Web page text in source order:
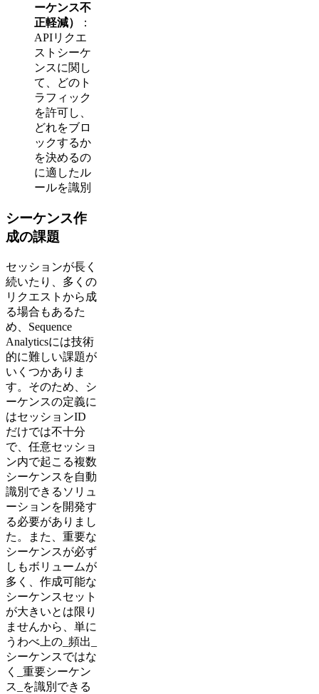
ーケンス不
正軽減）
：
APIリクエ
ストシーケ
ンスに関し
て、どのト
ラフィック
を許可し、
どれをブロ
ックするか
を決めるの
に適したル
ールを識別
シーケンス作
成の課題
セッションが長く
続いたり、多くの
リクエストから成
る場合もあるた
め、Sequence
Analyticsには技術
的に難しい課題が
いくつかありま
す。そのため、シ
ーケンスの定義に
はセッションID
だけでは不十分
で、任意セッショ
ン内で起こる複数
シーケンスを自動
識別できるソリュ
ーションを開発す
る必要がありまし
た。また、重要な
シーケンスが必ず
しもボリュームが
多く、作成可能な
シーケンスセット
が大きいとは限り
ませんから、単に
うわべ上の_頻出_
シーケンスではな
く_重要シーケン
ス_を識別できる